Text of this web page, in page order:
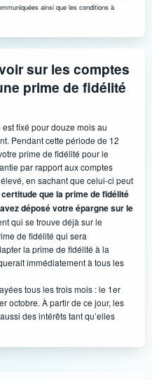
ainsi que les conditions à
sur les comptes
prime de fidélité
fixé pour douze mois au
Pendant cette période de 12
prime de fidélité pour le
par rapport aux comptes
en sachant que celui-ci peut
que la prime de fidélité
déposé votre épargne sur le
qui se trouve déjà sur le
de fidélité qui sera
la prime de fidélité à la
immédiatement à tous les
tous les trois mois : le 1er
octobre. À partir de ce jour, les
des intérêts tant qu’elles